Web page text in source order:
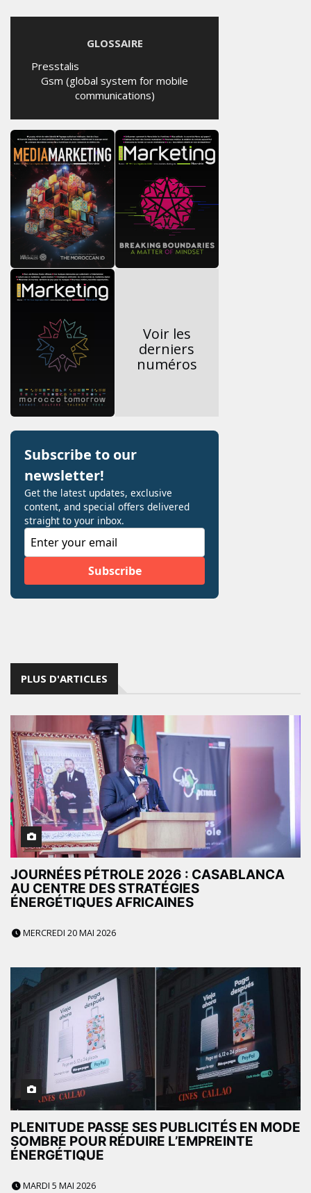
GLOSSAIRE
Presstalis
Gsm (global system for mobile
communications)
Voir les
derniers
numéros
PLUS D'ARTICLES
JOURNÉES PÉTROLE 2026 : CASABLANCA
AU CENTRE DES STRATÉGIES
ÉNERGÉTIQUES AFRICAINES
MERCREDI 20 MAI 2026
PLENITUDE PASSE SES PUBLICITÉS EN MODE
SOMBRE POUR RÉDUIRE L’EMPREINTE
ÉNERGÉTIQUE
MARDI 5 MAI 2026